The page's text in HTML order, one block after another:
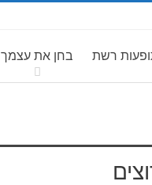
רשת בחן את עצמך